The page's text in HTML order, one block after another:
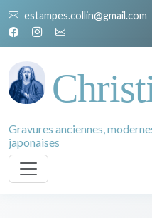
estampes.collin@gmail.com
Gravures anciennes,
japonaises